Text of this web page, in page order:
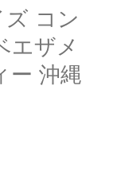
コン
エザメ
ー 沖縄